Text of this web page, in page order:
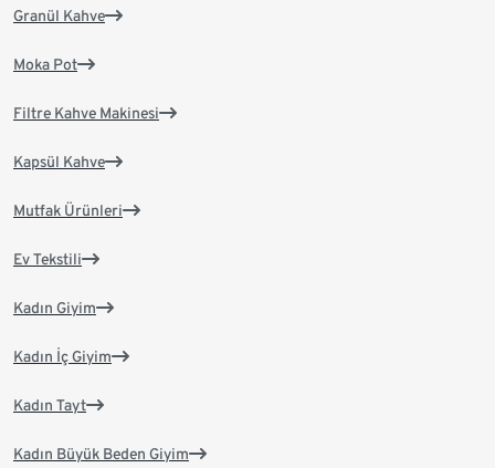
Granül Kahve
Moka Pot
Filtre Kahve Makinesi
Kapsül Kahve
Mutfak Ürünleri
Ev Tekstili
Kadın Giyim
Kadın İç Giyim
Kadın Tayt
Kadın Büyük Beden Giyim